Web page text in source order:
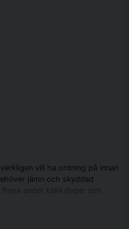
vill ha ordning på innan
jämn och skyddad
hittar du praktiska